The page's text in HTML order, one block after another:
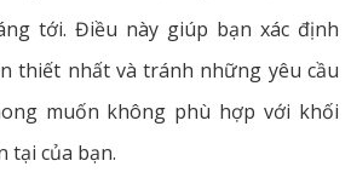
tới. Điều này giúp bạn xác định
thiết nhất và tránh những yêu cầu
muốn không phù hợp với khối
tại của bạn.